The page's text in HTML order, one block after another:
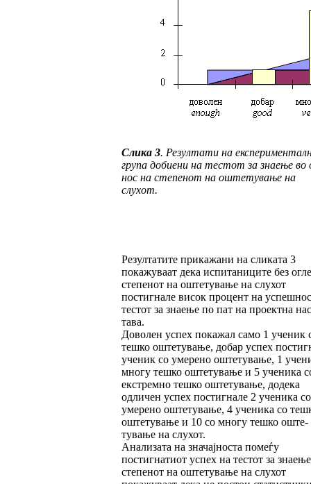
Слика 3. Резултати на
гру­па добиени на тестот за знаење во
нос на степенот на оштетување на
слухот.
Резултатите прикажани на сликата 3
покажу­ваат дека испитаниците без
степенот на оштетување на слухот
постигнале висок про­цент на
тестот за знаење по пат на проектна
тава.
Доволен успех покажал само 1 уче­ник
тешко оштетување, добар успех
ученик со умерено оште­ту­­вање, 1
мно­гу тешко оште­ту­вање и 5 ученика
екстремно теш­ко ош­тетување, до­де­ка
одличен успех постигнале 2 ученика со
умерено оште­ту­вање, 4 уче­ни­ка со
оштетува­ње и 10 со многу тешко оште­
тување на слухот.
Анализата на значајноста помеѓу
постигнатиот успех на тестот за
степенот на оште­ту­ва­ње на слухот